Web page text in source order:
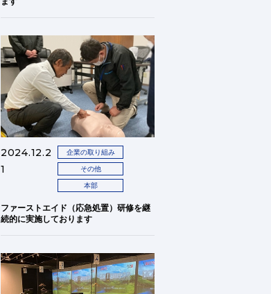
2024.12.2
1
企業の取り組み
その他
本部
ファーストエイド（応急処置）研修を継
続的に実施しております